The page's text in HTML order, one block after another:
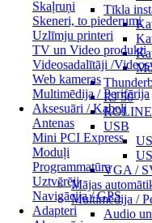
Skaļruņi
Skeneri, to piederumi
Uzlīmju printeri
TV un Video produkti
Videosadalītāji /
Web kameras
Multimēdija / Perifērija
Aksesuāri / Kabeļi
Antenas
Mini PCI Express
Moduļi
Programmatūra
Uztvērēji
Navigācija / GPS
Adapteri
Tīkla
RJ 50
USB
VGA /
Mājas
Multimēdija /
Audio